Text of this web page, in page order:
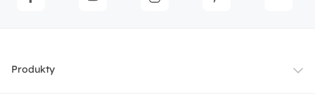
Produkty